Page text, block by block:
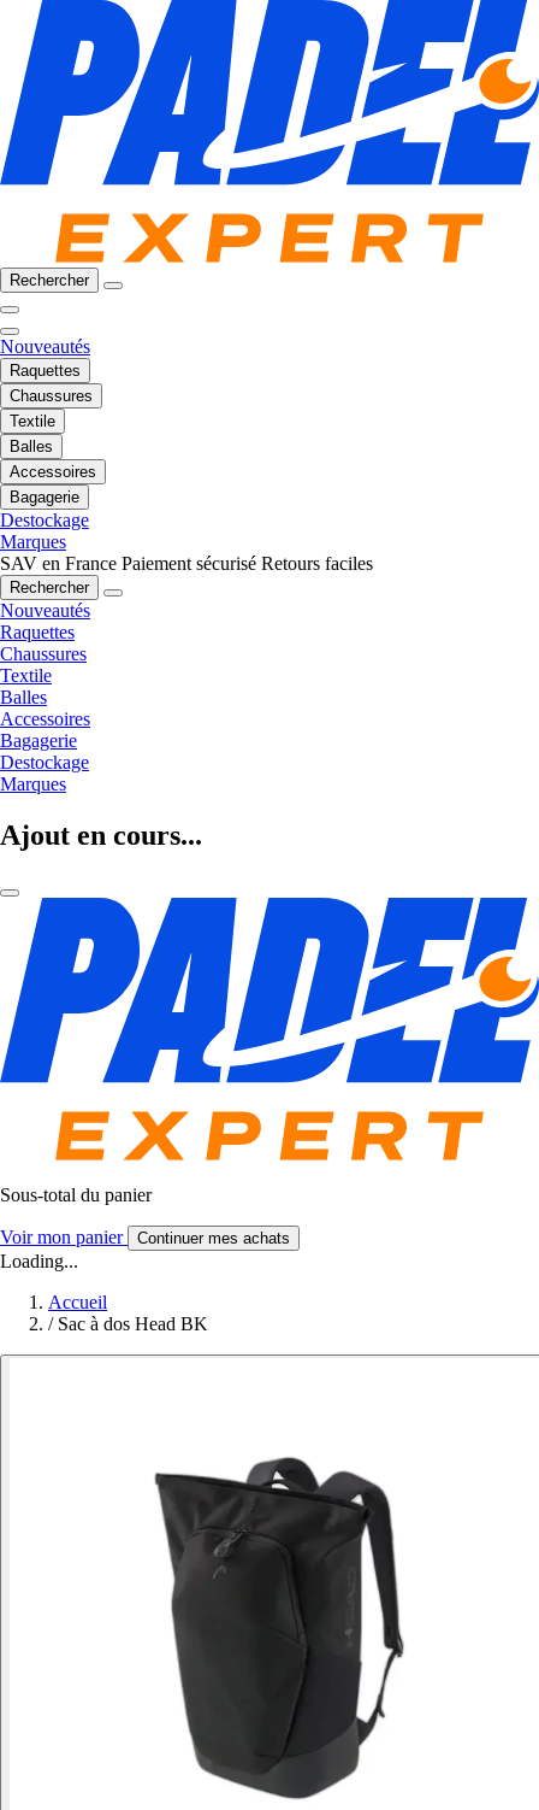
Rechercher
Nouveautés
Raquettes
Chaussures
Textile
Balles
Accessoires
Bagagerie
Destockage
Marques
SAV en France Paiement sécurisé Retours faciles
Rechercher
Nouveautés
Raquettes
Chaussures
Textile
Balles
Accessoires
Bagagerie
Destockage
Marques
Ajout en cours...
Sous-total du panier
Voir mon panier Continuer mes achats
Loading...
Accueil
/ Sac à dos Head BK